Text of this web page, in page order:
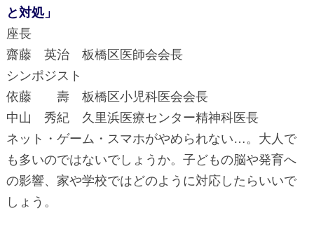
と対処」
座長
齋藤 英治 板橋区医師会会長
シンポジスト
依藤 壽 板橋区小児科医会会長
中山 秀紀 久里浜医療センター精神科医長
ネット・ゲーム・スマホがやめられない…。大人で
も多いのではないでしょうか。子どもの脳や発育へ
の影響、家や学校ではどのように対応したらいいで
しょう。